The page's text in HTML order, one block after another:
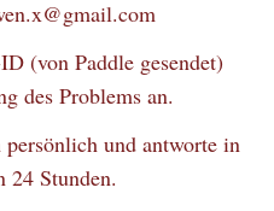
(von Paddle gesendet)
des Problems an.
und antworte in
24 Stunden.